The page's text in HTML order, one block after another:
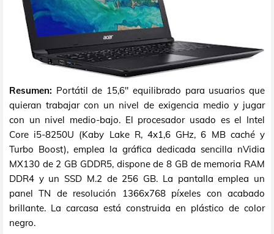
Resumen: Portátil de 15,6" equilibrado para usuarios que
quieran trabajar con un nivel de exigencia medio y jugar
con un nivel medio-bajo. El procesador usado es el Intel
Core i5-8250U (Kaby Lake R, 4x1,6 GHz, 6 MB caché y
Turbo Boost), emplea la gráfica dedicada sencilla nVidia
MX130 de 2 GB GDDR5, dispone de 8 GB de memoria RAM
DDR4 y un SSD M.2 de 256 GB. La pantalla emplea un
panel TN de resolución 1366x768 píxeles con acabado
brillante. La carcasa está construida en plástico de color
negro.